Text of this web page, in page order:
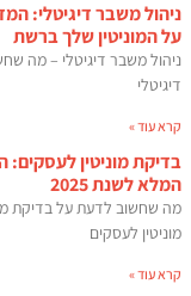
ניהול משבר דיגיטלי:
על המוניטין שלך ברשת
ניהול משבר דיגיטלי – מה
דיגיטלי
קרא עוד »
בדיקת מוניטין לעסקים:
המלא לשנת 2025
מה שחשוב לדעת על בדיקת
מוניטין לעסקים
קרא עוד »